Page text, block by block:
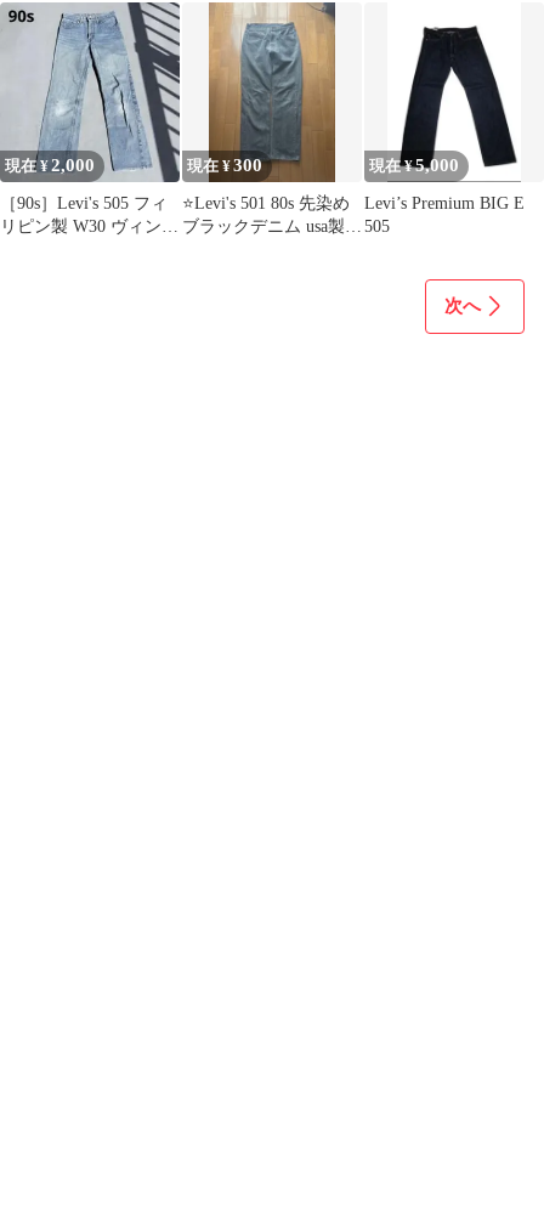
鬼ヒゲ ストレッチ W34
現在 ¥2,000
［90s］Levi's 505 フィ
リピン製 W30 ヴィンテ
現在 ¥300
⭐️Levi's 501 80s 先染め
ブラックデニム usa製
現在 ¥5,000
Levi’s Premium BIG E
505
次へ